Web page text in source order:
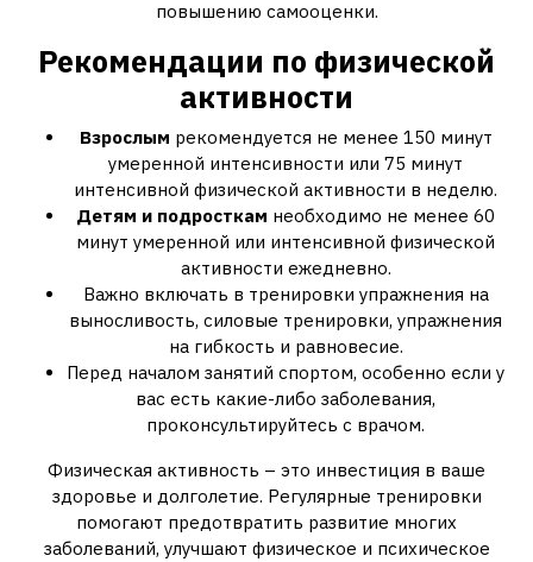
повышению самооценки.
Рекомендации по физической
активности
Взрослым рекомендуется не менее 150 минут
умеренной интенсивности или 75 минут
интенсивной физической активности в неделю.
Детям и подросткам необходимо не менее 60
минут умеренной или интенсивной физической
активности ежедневно.
Важно включать в тренировки упражнения на
выносливость‚ силовые тренировки‚ упражнения
на гибкость и равновесие.
Перед началом занятий спортом‚ особенно если у
вас есть какие-либо заболевания‚
проконсультируйтесь с врачом.
Физическая активность – это инвестиция в ваше
здоровье и долголетие. Регулярные тренировки
помогают предотвратить развитие многих
заболеваний‚ улучшают физическое и психическое